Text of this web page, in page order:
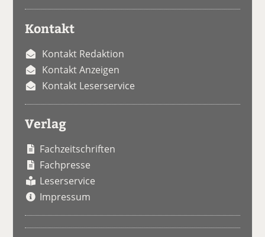
Kontakt
Kontakt Redaktion
Kontakt Anzeigen
Kontakt Leserservice
Verlag
Fachzeitschriften
Fachpresse
Leserservice
Impressum